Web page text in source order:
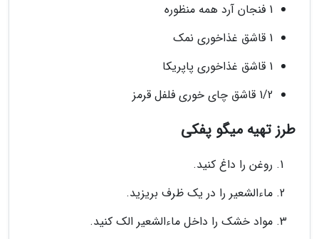
1 فنجان آرد همه منظوره
1 قاشق غذاخوری نمک
1 قاشق غذاخوری پاپریکا
1/2 قاشق چای خوری فلفل قرمز
طرز تهیه میگو پفکی
روغن را داغ کنید.
ماءالشعیر را در یک ظرف بریزید.
مواد خشک را داخل ماءالشعیر الک کنید.